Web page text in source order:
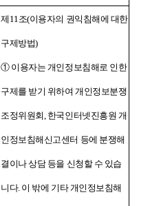
제11조(이용자의 권익침해에 대한
구제방법)
① 이용자는 개인정보침해로 인한
구제를 받기 위하여 개인정보분쟁
조정위원회, 한국인터넷진흥원 개
인정보침해신고센터 등에 분쟁해
결이나 상담 등을 신청할 수 있습
니다. 이 밖에 기타 개인정보침해